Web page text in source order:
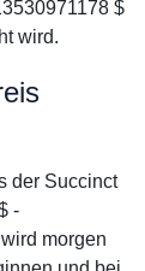
$
wird.
der Succinct
-
morgen